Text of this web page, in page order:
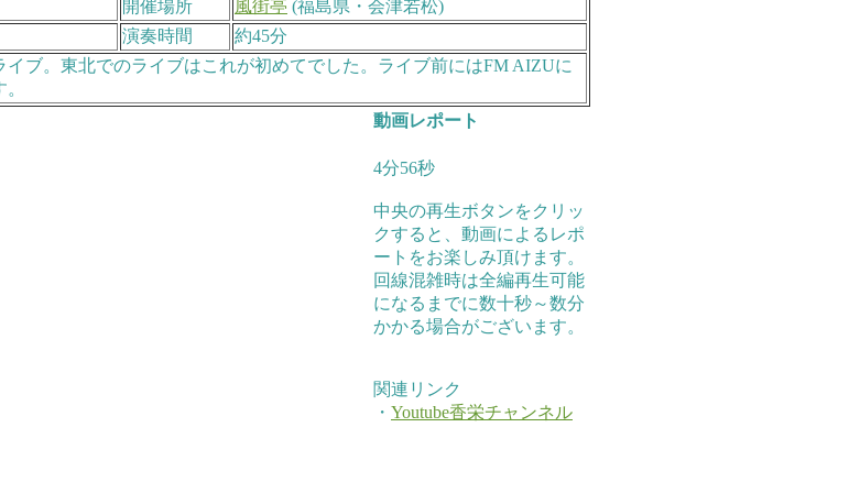
開催場所 風街亭 (福島県・会津若松)
演奏時間
約45分
ブ。東北でのライブはこれが初めてでした。ライブ前にはFM AIZUに
動画レポート
4分56秒
中央の再生ボタンをクリッ
クすると、動画によるレポ
ートをお楽しみ頂けます。
回線混雑時は全編再生可能
になるまでに数十秒～数分
かかる場合がございます。
関連リンク
・ Youtube香栄チャンネル